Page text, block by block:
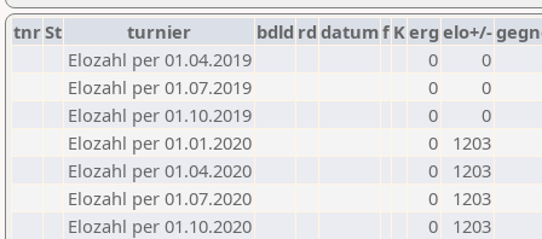
tnrSt turnier bdld rd datumf Kerg elo+/-
Elozahl per 01.04.2019
0
0
Elozahl per 01.07.2019
0
0
Elozahl per 01.10.2019
0
0
Elozahl per 01.01.2020
0
1203
Elozahl per 01.04.2020
0
1203
Elozahl per 01.07.2020
0
1203
Elozahl per 01.10.2020
0
1203